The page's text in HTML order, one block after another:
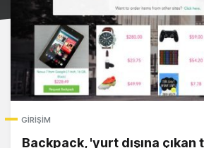
GIRIŞIM
Backpack, 'yurt dışına çıkan